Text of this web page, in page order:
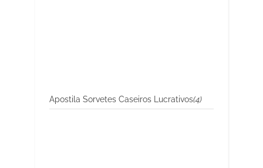
Apostila Sorvetes Caseiros Lucrativos(4)